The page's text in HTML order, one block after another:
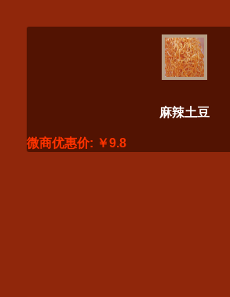
麻辣土豆
微商优惠价: ￥9.8